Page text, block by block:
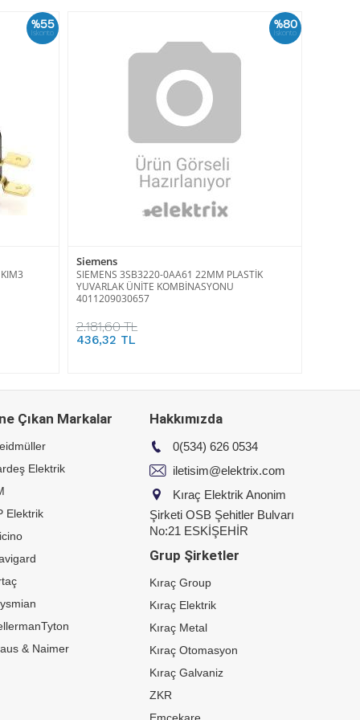
%55
İskonto
%80
İskonto
Siemens
SIEMENS 3SB3220-0AA61 22MM PLASTİK
YUVARLAK ÜNİTE KOMBİNASYONU
4011209030657
2.181,60 TL
436,32 TL
Çıkan Markalar
Elektrik
Elektrik
& Naimer
Hakkımızda
0(534) 626 0534
iletisim@elektrix.com
Kıraç Elektrik Anonim
Şirketi OSB Şehitler Bulvarı
No:21 ESKİŞEHİR
Grup Şirketler
Kıraç Group
Kıraç Elektrik
Kıraç Metal
Kıraç Otomasyon
Kıraç Galvaniz
ZKR
Emcekare